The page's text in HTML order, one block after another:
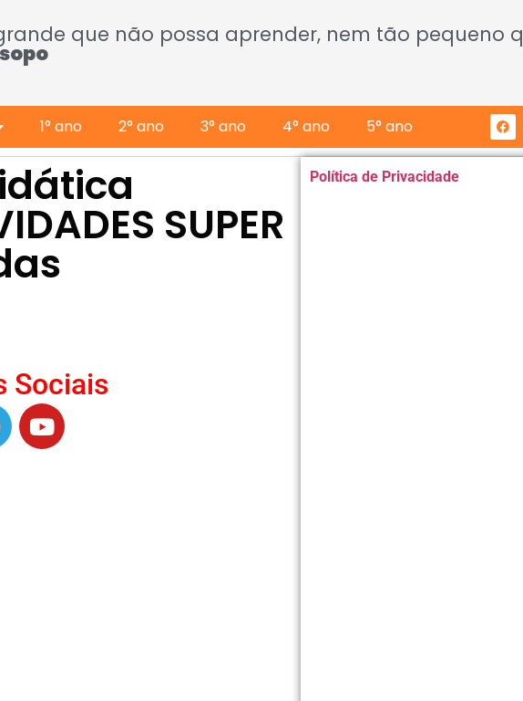
que não possa aprender, nem tão pequeno
1° ano 2° ano 3° ano 4° ano 5° ano
SUPER
Sociais
Política de Privacidade